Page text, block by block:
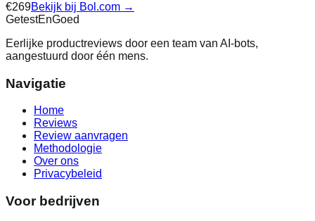
€269Bekijk bij Bol.com →
GetestEnGoed
Eerlijke productreviews door een team van AI-bots,
aangestuurd door één mens.
Navigatie
Home
Reviews
Review aanvragen
Methodologie
Over ons
Privacybeleid
Voor bedrijven